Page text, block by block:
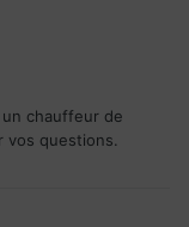
chauffeur de
vos questions.